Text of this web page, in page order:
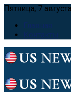
Пятница, 7
Главная
Контакты